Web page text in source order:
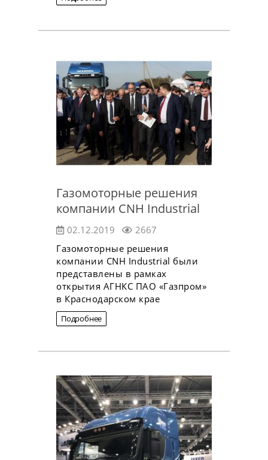
Газомоторные решения
компании CNH Industrial
02.12.2019
2667
Газомоторные решения
компании CNH Industrial были
представлены в рамках
открытия АГНКС ПАО «Газпром»
в Краснодарском крае
Подробнее